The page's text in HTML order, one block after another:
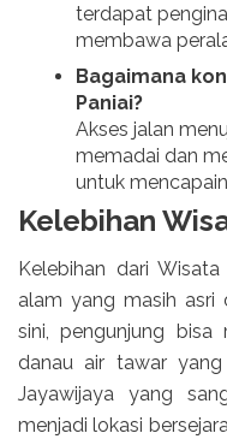
terdapat
membawa
Bagaimana
Paniai?
Akses jalan
memadai dan
untuk
Kelebihan
Kelebihan dari
alam yang masih asri
sini, pengunjung bisa
danau air tawar
Jayawijaya yang
menjadi lokasi